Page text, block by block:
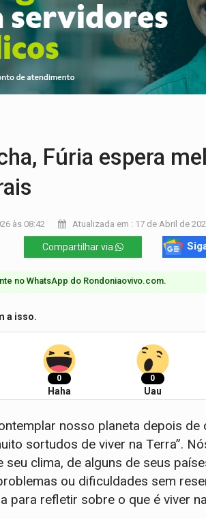
2026 segue até o fim do ano para
da Energisa beneficia 60
MPRO obtém condenação de réu a 21
Fúria espera
às 08:42 Atualizada em : 17 de Abril de
Compartilhar via
no WhatsApp do Rondoniaovivo.com.​
a isso.
0
Haha
0
Uau
nosso planeta depois
sortudos de viver na Terra”.
seu clima, de alguns de seus
ou dificuldades sem
para refletir sobre o que é viver